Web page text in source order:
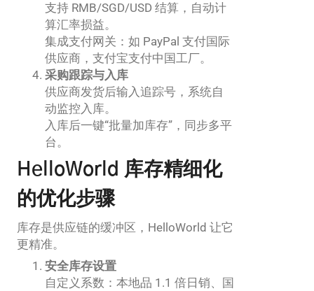
支持 RMB/SGD/USD 结算，自动计
算汇率损益。
集成支付网关：如 PayPal 支付国际
供应商，支付宝支付中国工厂。
采购跟踪与入库
供应商发货后输入追踪号，系统自
动监控入库。
入库后一键“批量加库存”，同步多平
台。
HelloWorld 库存精细化
的优化步骤
库存是供应链的缓冲区，HelloWorld 让它
更精准。
安全库存设置
自定义系数：本地品 1.1 倍日销、国